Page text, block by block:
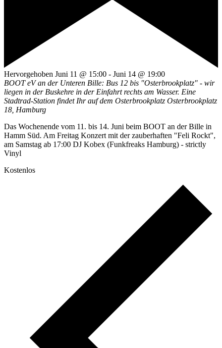
Hervorgehoben Juni 11 @ 15:00 - Juni 14 @ 19:00
BOOT eV an der Unteren Bille: Bus 12 bis "Osterbrookplatz" - wir
liegen in der Buskehre in der Einfahrt rechts am Wasser. Eine
Stadtrad-Station findet Ihr auf dem Osterbrookplatz Osterbrookplatz
18, Hamburg
Das Wochenende vom 11. bis 14. Juni beim BOOT an der Bille in
Hamm Süd. Am Freitag Konzert mit der zauberhaften "Feli Rockt",
am Samstag ab 17:00 DJ Kobex (Funkfreaks Hamburg) - strictly
Vinyl
Kostenlos